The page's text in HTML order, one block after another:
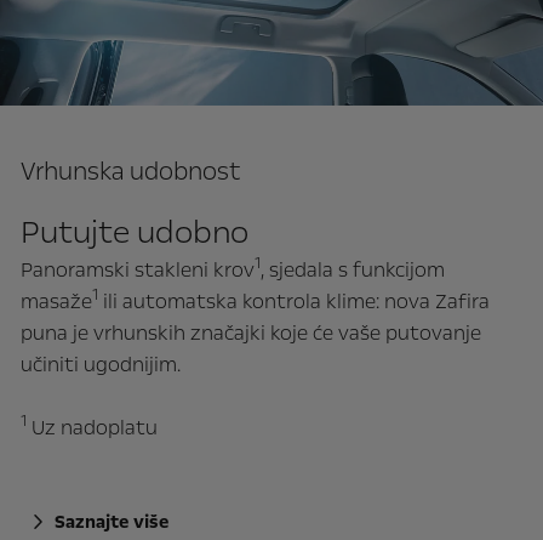
Vrhunska udobnost
Putujte udobno
Panoramski stakleni krov1, sjedala s funkcijom
masaže1 ili automatska kontrola klime: nova Zafira
puna je vrhunskih značajki koje će vaše putovanje
učiniti ugodnijim.
1 Uz nadoplatu
Saznajte više